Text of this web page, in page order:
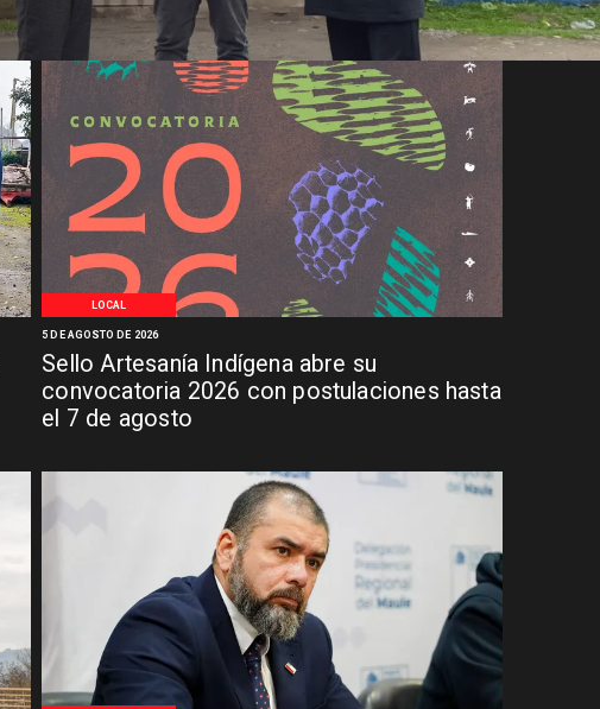
LOCAL
Sello Artesanía Indígena abre su
convocatoria 2026 con postulaciones hasta
el 7 de agosto
5 DE AGOSTO DE 2026